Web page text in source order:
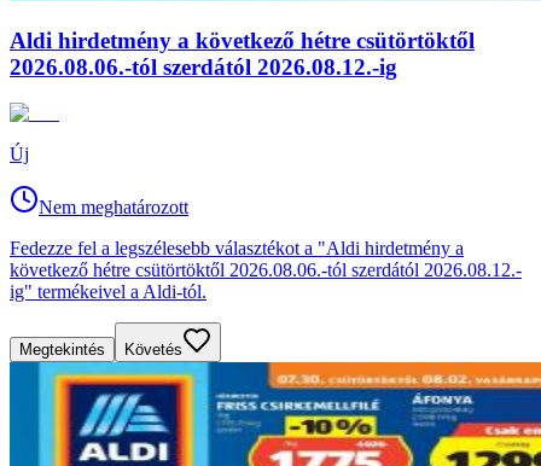
Aldi hirdetmény a következő hétre csütörtöktől
2026.08.06.-tól szerdától 2026.08.12.-ig
Új
Nem meghatározott
Fedezze fel a legszélesebb választékot a "Aldi hirdetmény a
következő hétre csütörtöktől 2026.08.06.-tól szerdától 2026.08.12.-
ig" termékeivel a Aldi-tól.
Megtekintés Követés